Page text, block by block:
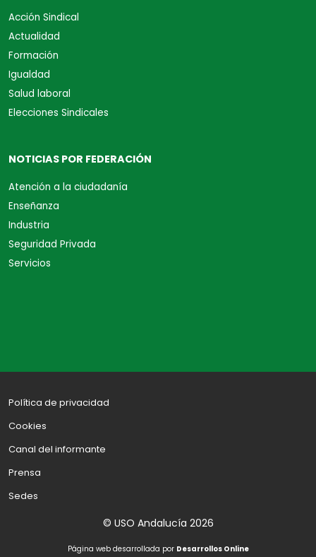
Acción Sindical
Actualidad
Formación
Igualdad
Salud laboral
Elecciones Sindicales
NOTICIAS POR FEDERACIÓN
Atención a la ciudadanía
Enseñanza
Industria
Seguridad Privada
Servicios
Política de privacidad
Cookies
Canal del informante
Prensa
Sedes
© USO Andalucía 2026
Página web desarrollada por Desarrollos Online